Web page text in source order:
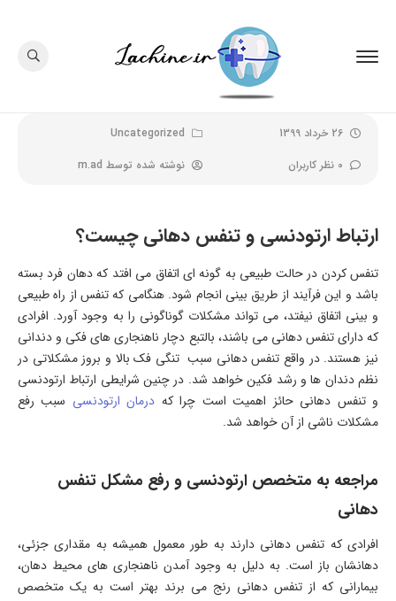
26 خرداد 1399
Uncategorized
0 نظر کاربران
نوشته شده توسط m.ad
ارتباط ارتودنسی و تنفس دهانی چیست؟
تنفس کردن در حالت طبیعی به گونه ای اتفاق می افتد که دهان فرد بسته
باشد و این فرآیند از طریق بینی انجام شود. هنگامی که تنفس از راه طبیعی
و بینی اتفاق نیفتد، می تواند مشکلات گوناگونی را به وجود آورد. افرادی
که دارای تنفس دهانی می باشند، بالتبع دچار ناهنجاری های فکی و دندانی
نیز هستند. در واقع تنفس دهانی سبب تنگی فک بالا و بروز مشکلاتی در
نظم دندان ها و رشد فکین خواهد شد. در چنین شرایطی ارتباط ارتودنسی
و تنفس دهانی حائز اهمیت است چرا که درمان ارتودنسی سبب رفع
مشکلات ناشی از آن خواهد شد.
مراجعه به متخصص ارتودنسی و رفع مشکل تنفس
دهانی
افرادی که تنفس دهانی دارند به طور معمول همیشه به مقداری جزئی،
دهانشان باز است. به دلیل به وجود آمدن ناهنجاری های محیط دهان،
بیمارانی که از تنفس دهانی رنج می برند بهتر است به یک متخصص